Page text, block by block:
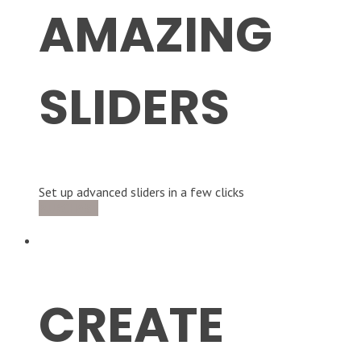
AMAZING
SLIDERS
Set up advanced sliders in a few clicks
CREATE